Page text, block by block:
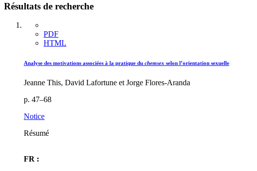
Résultats de recherche
PDF
HTML
Analyse des motivations associées à la pratique du chemsex selon l’orientation sexuelle
Jeanne This, David Lafortune et Jorge Flores-Aranda
p. 47–68
Notice
Résumé
FR :